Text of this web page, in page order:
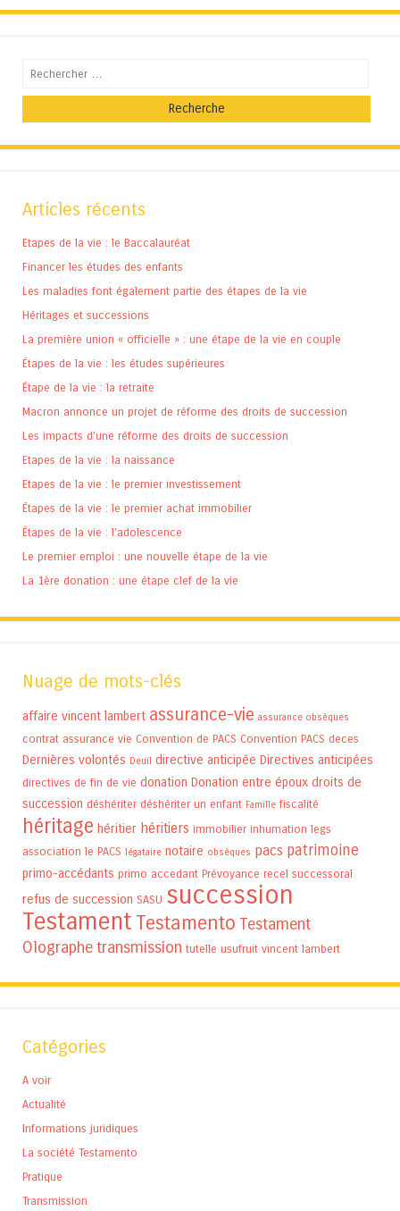
Recherche
Articles récents
Etapes de la vie : le Baccalauréat
Financer les études des enfants
Les maladies font également partie des étapes de la vie
Héritages et successions
La première union « officielle » : une étape de la vie en couple
Étapes de la vie : les études supérieures
Étape de la vie : la retraite
Macron annonce un projet de réforme des droits de succession
Les impacts d’une réforme des droits de succession
Etapes de la vie : la naissance
Etapes de la vie : le premier investissement
Étapes de la vie : le premier achat immobilier
Étapes de la vie : l’adolescence
Le premier emploi : une nouvelle étape de la vie
La 1ère donation : une étape clef de la vie
Nuage de mots-clés
affaire vincent lambert assurance-vie assurance obsèques
contrat assurance vie Convention de PACS Convention PACS deces
Dernières volontés Deuil directive anticipée Directives anticipées
directives de fin de vie donation Donation entre époux droits de
succession déshériter déshériter un enfant Famille fiscalité
héritage héritier héritiers immobilier inhumation legs
association le PACS légataire notaire obsèques pacs patrimoine
primo-accédants primo accedant Prévoyance recel successoral
refus de succession SASU succession
Testament Testamento Testament
Olographetransmission tutelle usufruit vincent lambert
Catégories
A voir
Actualité
Informations juridiques
La société Testamento
Pratique
Transmission